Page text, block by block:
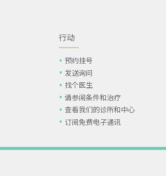
行动
预约挂号
发送询问
找个医生
请参阅条件和治疗
查看我们的诊所和中心
订阅免费电子通讯